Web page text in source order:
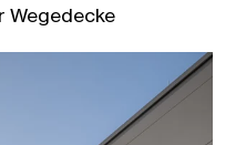
Wegedecke